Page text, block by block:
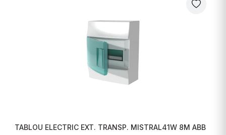
TABLOU ELECTRIC EXT. TRANSP. MISTRAL41W 8M ABB